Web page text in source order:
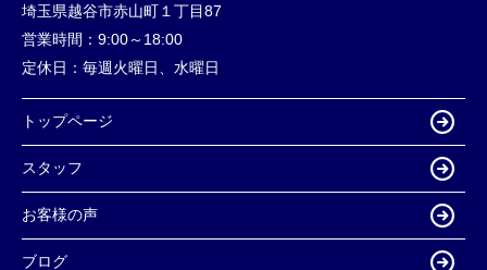
埼玉県越谷市赤山町１丁目87
営業時間： 9:00～18:00
定休日： 毎週火曜日、水曜日
トップページ
スタッフ
お客様の声
ブログ